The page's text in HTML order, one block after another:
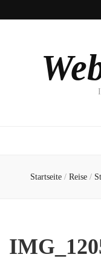
Startseite / Reise /